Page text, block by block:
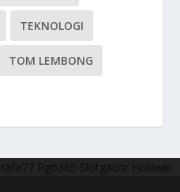
TEKNOLOGI
TOM LEMBONG
rafa77 Rgo365 Slotgacor Hokiwin